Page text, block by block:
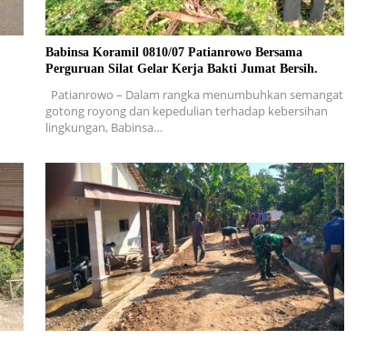
Babinsa Koramil 0810/07 Patianrowo Bersama
Perguruan Silat Gelar Kerja Bakti Jumat Bersih.
Patianrowo – Dalam rangka menumbuhkan semangat
gotong royong dan kepedulian terhadap kebersihan
lingkungan, Babinsa…